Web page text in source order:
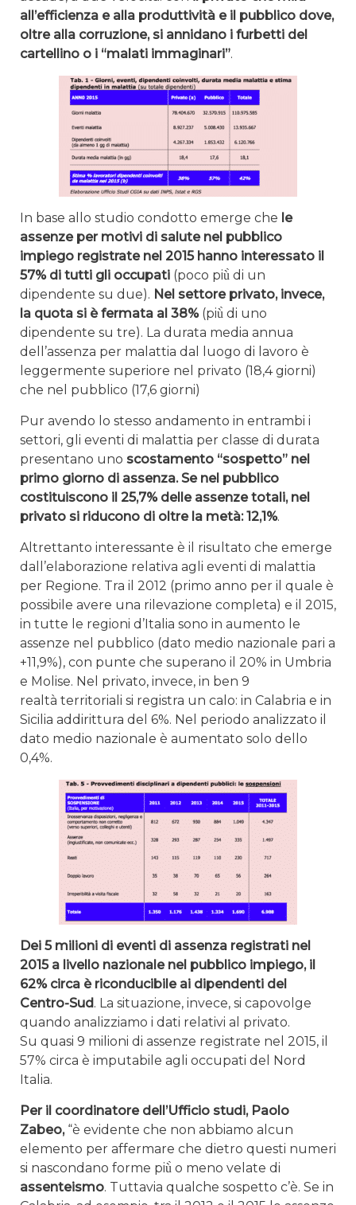
all’efficienza e alla produttività e il pubblico dove,
oltre alla corruzione, si annidano i furbetti del
cartellino o i “malati immaginari”.
In base allo studio condotto emerge che le
assenze per motivi di salute nel pubblico
impiego registrate nel 2015 hanno interessato il
57% di tutti gli occupati (poco più̀ di un
dipendente su due). Nel settore privato, invece,
la quota si è fermata al 38%(più̀ di uno
dipendente su tre). La durata media annua
dell’assenza per malattia dal luogo di lavoro è
leggermente superiore nel privato (18,4 giorni)
che nel pubblico (17,6 giorni)
Pur avendo lo stesso andamento in entrambi i
settori, gli eventi di malattia per classe di durata
presentano uno scostamento “sospetto” nel
primo giorno di assenza. Se nel pubblico
costituiscono il 25,7% delle assenze totali, nel
privato si riducono di oltre la metà: 12,1%.
Altrettanto interessante è il risultato che emerge
dall’elaborazione relativa agli eventi di malattia
per Regione. Tra il 2012 (primo anno per il quale è
possibile avere una rilevazione completa) e il 2015,
in tutte le regioni d’Italia sono in aumento le
assenze nel pubblico (dato medio nazionale pari a
+11,9%), con punte che superano il 20% in Umbria
e Molise. Nel privato, invece, in ben 9
realtà territoriali si registra un calo: in Calabria e in
Sicilia addirittura del 6%. Nel periodo analizzato il
dato medio nazionale è aumentato solo dello
0,4%.
Dei 5 milioni di eventi di assenza registrati nel
2015 a livello nazionale nel pubblico impiego, il
62% circa è riconducibile ai dipendenti del
Centro-Sud . La situazione, invece, si capovolge
quando analizziamo i dati relativi al privato.
Su quasi 9 milioni di assenze registrate nel 2015, il
57% circa è imputabile agli occupati del Nord
Italia.
Per il coordinatore dell’Ufficio studi, Paolo
Zabeo,“è evidente che non abbiamo alcun
elemento per affermare che dietro questi numeri
si nascondano forme più̀ o meno velate di
assenteismo. Tuttavia qualche sospetto c’è. Se in